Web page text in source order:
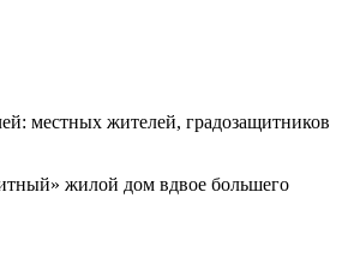
местных жителей, градозащитников
жилой дом вдвое большего